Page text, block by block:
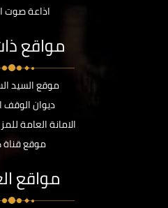
اذاعة صوت
مواقع
موقع السيد
ديوان
الامانة العامة
موقع قناة
مواقع